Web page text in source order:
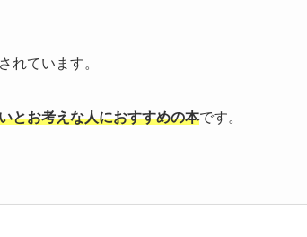
れています。
とお考えな人におすすめの本です。